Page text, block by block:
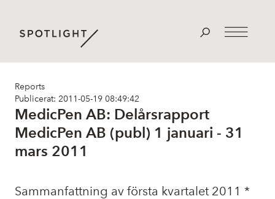
Reports
Publicerat: 2011-05-19 08:49:42
MedicPen AB: Delårsrapport
MedicPen AB (publ) 1 januari - 31
mars 2011
Sammanfattning av första kvartalet 2011 *